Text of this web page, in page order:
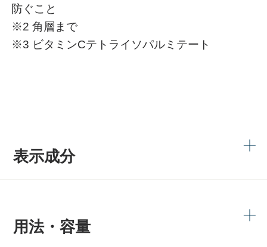
防ぐこと
※2 角層まで
※3 ビタミンCテトライソパルミテート
表示成分
用法・容量